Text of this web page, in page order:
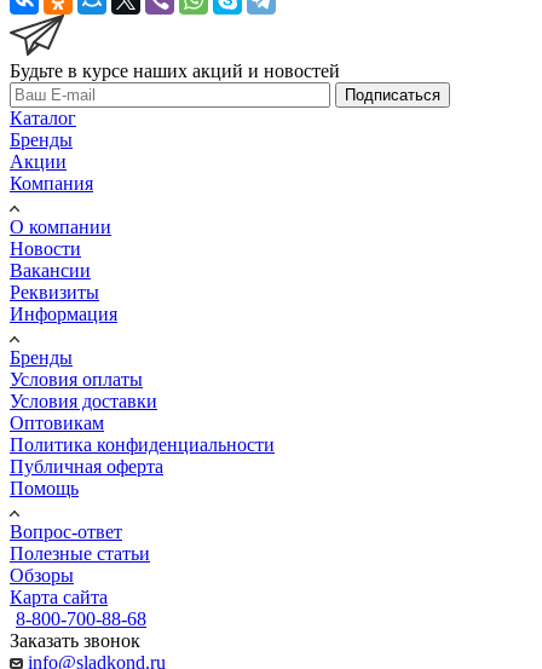
Будьте в курсе наших акций и новостей
Подписаться
Каталог
Бренды
Акции
Компания
О компании
Новости
Вакансии
Реквизиты
Информация
Бренды
Условия оплаты
Условия доставки
Оптовикам
Политика конфиденциальности
Публичная оферта
Помощь
Вопрос-ответ
Полезные статьи
Обзоры
Карта сайта
8-800-700-88-68
Заказать звонок
info@sladkond.ru